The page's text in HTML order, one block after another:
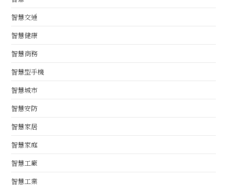
智慧交通
智慧健康
智慧商務
智慧型手機
智慧城市
智慧安防
智慧家居
智慧家庭
智慧工廠
智慧工業